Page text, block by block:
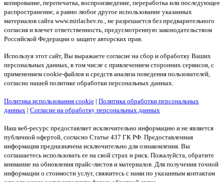
копирование, перепечатка, воспроизведение, переработка или последующее
распространение, а равно любое другое использование указанных
материалов сайта www.mirlachev.ru., не разрешается без предварительного
согласия и влечет ответственность, предусмотренную законодательством
Российской Федерации о защите авторских прав.
Используя этот сайт, Вы выражаете согласие на сбор и обработку Ваших
персональных данных, в том числе с привлечением сторонних сервисов, с
применением cookie-файлов и средств анализа поведения пользователей,
согласно нашей политике обработки персональных данных.
Политика использования cookie | Политика обработки персональных
данных | Согласие на обработку персональных данных
Наш веб-ресурс предоставляет исключительно информацию и не является
публичной офертой, согласно Статье 437 ГК РФ. Предоставленная
информация предназначена исключительно для ознакомления. Вы
соглашаетесь использовать ее на свой страх и риск. Пожалуйста, обратите
внимание на обновления прайс-листов и материалов. Для получения точной
информации о стоимости услуг, свяжитесь с нами по указанным контактам